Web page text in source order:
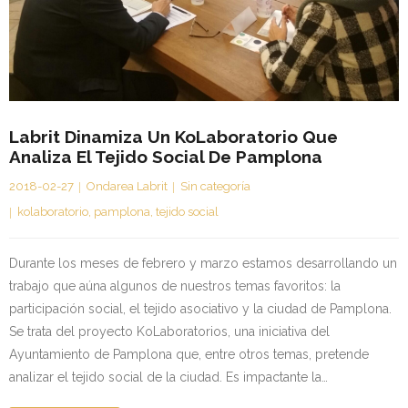
Kontaktua | Contacto
Labrit Dinamiza Un KoLaboratorio Que
Analiza El Tejido Social De Pamplona
2018-02-27 Ondarea Labrit
Sin categoría
kolaboratorio, pamplona, tejido social
Durante los meses de febrero y marzo estamos desarrollando un
trabajo que aúna algunos de nuestros temas favoritos: la
participación social, el tejido asociativo y la ciudad de Pamplona.
Se trata del proyecto KoLaboratorios, una iniciativa del
Ayuntamiento de Pamplona que, entre otros temas, pretende
analizar el tejido social de la ciudad. Es impactante la…